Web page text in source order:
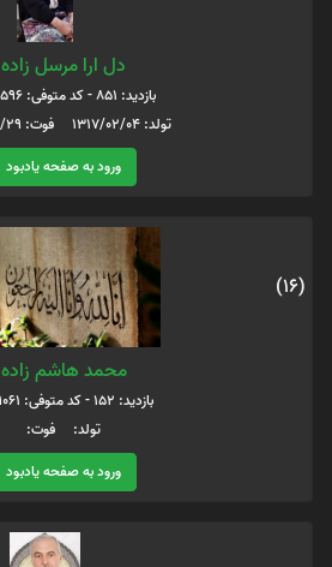
دل ارا مرسل زاده
بازدید: 851 - کد متوفی: 6217596
تولد: 1317/02/04 فوت: 1401/06/29
ورود به صفحه یادبود
(16)
محمد هاشم زاده
بازدید: 152 - کد متوفی: 6219061
تولد: فوت:
ورود به صفحه یادبود